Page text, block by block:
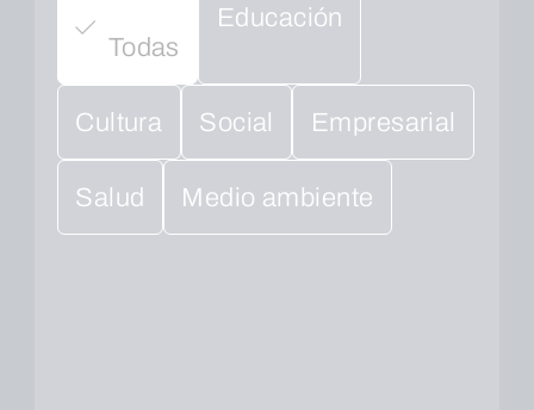
Todas
Educación
Cultura Social Empresarial
Salud Medio ambiente